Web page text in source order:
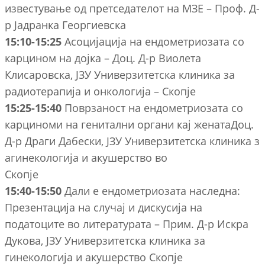
известување од претседателот на МЗЕ – Проф. Д-
р Јадранка Георгиевска
15:10-15:25 Асоцијација на ендометриозата со
карцином на дојка – Доц. Д-р Виолета
Клисаровска, ЈЗУ Универзитетска клиника за
радиотерапија и онкологија – Скопје
15:25-15:40 Поврзаност на ендометриозата со
карциноми на генитални органи кај женатаДоц.
Д-р Драги Дабески, ЈЗУ Универзитетска клиника з
агинекологија и акушерство во
Скопје
15:40-15:50 Дали е ендометриозата наследна:
Презентација на случај и дискусија на
податоците во литературата – Прим. Д-р Искра
Дукова, ЈЗУ Универзитетска клиника за
гинекологија и акушерство Скопје